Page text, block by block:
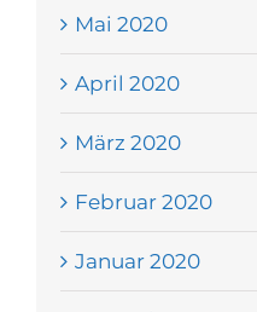
Mai 2020
April 2020
März 2020
Februar 2020
Januar 2020